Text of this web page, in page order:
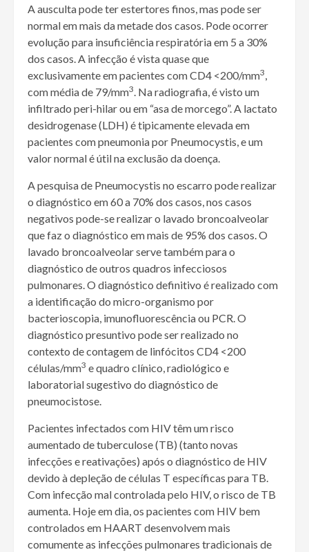
A ausculta pode ter estertores finos, mas pode ser
normal em mais da metade dos casos. Pode ocorrer
evolução para insuficiência respiratória em 5 a 30%
dos casos. A infecção é vista quase que
exclusivamente em pacientes com CD4 <200/mm3,
com média de 79/mm3. Na radiografia, é visto um
infiltrado peri-hilar ou em “asa de morcego”. A lactato
desidrogenase (LDH) é tipicamente elevada em
pacientes com pneumonia por Pneumocystis, e um
valor normal é útil na exclusão da doença.
A pesquisa de Pneumocystis no escarro pode realizar
o diagnóstico em 60 a 70% dos casos, nos casos
negativos pode-se realizar o lavado broncoalveolar
que faz o diagnóstico em mais de 95% dos casos. O
lavado broncoalveolar serve também para o
diagnóstico de outros quadros infecciosos
pulmonares. O diagnóstico definitivo é realizado com
a identificação do micro-organismo por
bacterioscopia, imunofluorescência ou PCR. O
diagnóstico presuntivo pode ser realizado no
contexto de contagem de linfócitos CD4 <200
células/mm3 e quadro clínico, radiológico e
laboratorial sugestivo do diagnóstico de
pneumocistose.
Pacientes infectados com HIV têm um risco
aumentado de tuberculose (TB) (tanto novas
infecções e reativações) após o diagnóstico de HIV
devido à depleção de células T específicas para TB.
Com infecção mal controlada pelo HIV, o risco de TB
aumenta. Hoje em dia, os pacientes com HIV bem
controlados em HAART desenvolvem mais
comumente as infecções pulmonares tradicionais de